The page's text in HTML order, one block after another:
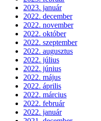
2023. január
2022. december
2022. november
2022. október
2022. szeptember
2022. augusztus
2022. július
2022. június
2022. május
2022. április
2022. március
2022. február
2022. január